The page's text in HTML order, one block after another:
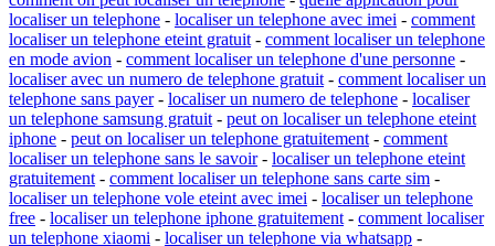
localiser un telephone - localiser un telephone avec imei - comment
localiser un telephone eteint gratuit - comment localiser un telephone
en mode avion - comment localiser un telephone d'une personne -
localiser avec un numero de telephone gratuit - comment localiser un
telephone sans payer- localiser un numero de telephone - localiser
un telephone samsung gratuit - peut on localiser un telephone eteint
iphone - peut on localiser un telephone gratuitement - comment
localiser un telephone sans le savoir- localiser un telephone eteint
gratuitement - comment localiser un telephone sans carte sim -
localiser un telephone vole eteint avec imei - localiser un telephone
free - localiser un telephone iphone gratuitement - comment localiser
un telephone xiaomi - localiser un telephone via whatsapp -